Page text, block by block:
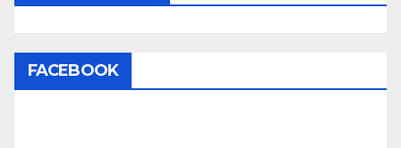
FACEBOOK